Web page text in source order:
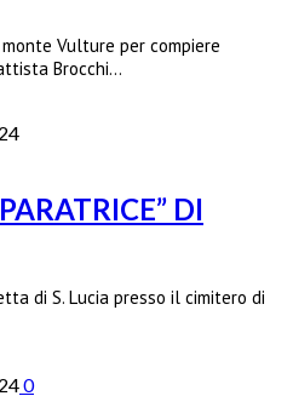
Vulture per compiere
Brocchi…
DI
di S. Lucia presso il cimitero di
0